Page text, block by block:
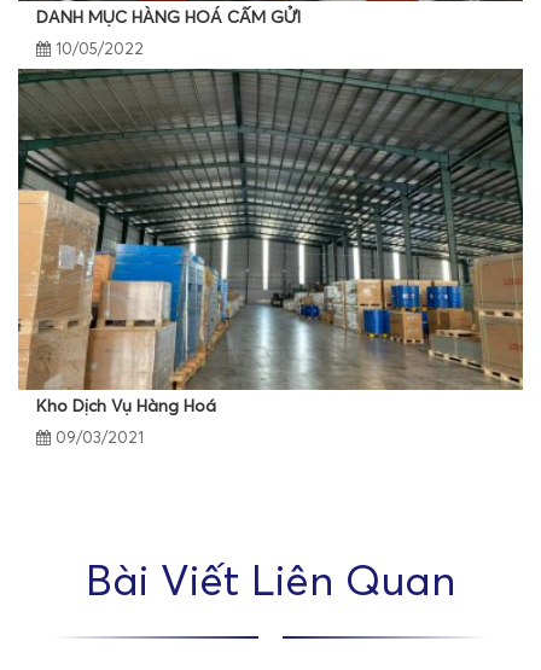
DANH MỤC HÀNG HOÁ CẤM GỬI
10/05/2022
Kho Dịch Vụ Hàng Hoá
09/03/2021
Bài Viết Liên Quan